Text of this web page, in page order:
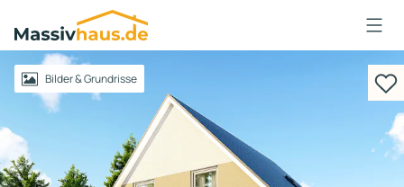
Massivhaus
Logo
AnmeldenBilder & Grundrisse